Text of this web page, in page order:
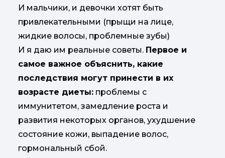
И мальчики, и девочки хотят быть
привлекательными (прыщи на лице,
жидкие волосы, проблемные зубы)
И я даю им реальные советы. Первое и
самое важное объяснить, какие
последствия могут принести в их
возрасте диеты: проблемы с
иммунитетом, замедление роста и
развития некоторых органов, ухудшение
состояние кожи, выпадение волос,
гормональный сбой.